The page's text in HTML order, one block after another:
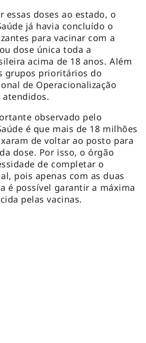
essas doses ao estado, o
já havia concluído o
para vacinar com a
dose única toda a
acima de 18 anos. Além
grupos prioritários do
de Operacionalização
atendidos.
observado pelo
é que mais de 18 milhões
de voltar ao posto para
dose. Por isso, o órgão
de completar o
pois apenas com as duas
é possível garantir a máxima
pelas vacinas.